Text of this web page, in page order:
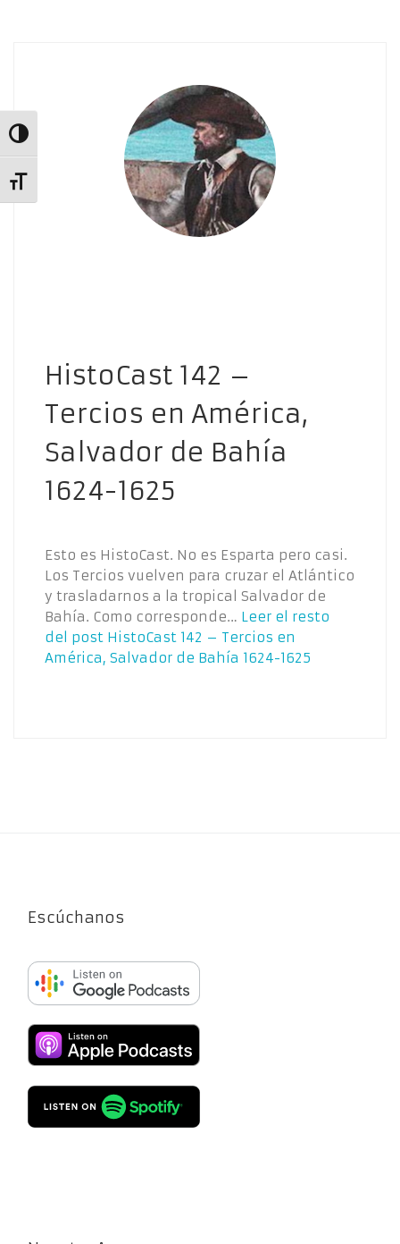
Alternar alto contraste
Alternar tamaño de letra
HistoCast 142 –
Tercios en América,
Salvador de Bahía
1624-1625
Esto es HistoCast. No es Esparta pero casi.
Los Tercios vuelven para cruzar el Atlántico
y trasladarnos a la tropical Salvador de
Bahía. Como corresponde… Leer el resto
del post HistoCast 142 – Tercios en
América, Salvador de Bahía 1624-1625
Escúchanos